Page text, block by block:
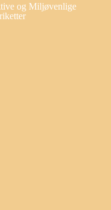
og Miljøvenlige